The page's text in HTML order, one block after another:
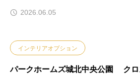
2026.06.05
インテリアオプション
パークホームズ城北中央公園 クロ